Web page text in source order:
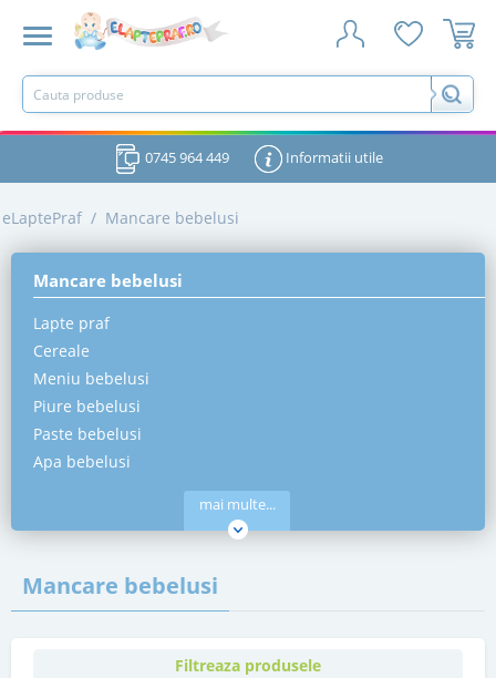
0745 964 449 Informatii utile
eLaptePraf / Mancare bebelusi
Mancare bebelusi
Lapte praf
Cereale
Meniu bebelusi
Piure bebelusi
Paste bebelusi
Apa bebelusi
mai multe...
Mancare bebelusi
Filtreaza produsele